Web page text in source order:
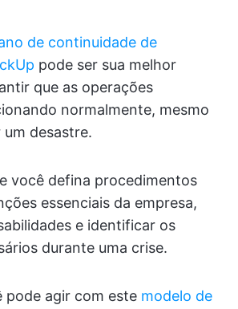
de continuidade de
pode ser sua melhor
que as operações
normalmente, mesmo
desastre.
você defina procedimentos
essenciais da empresa,
e identificar os
durante uma crise.
pode agir com este modelo de